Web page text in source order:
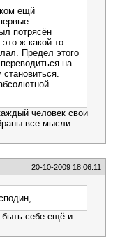
ещй
потрясён
ж какой то
Предел этого
на
становиться.
человек свои
все мысли.
20-10-2009 18:06:11
быть себе ещё и